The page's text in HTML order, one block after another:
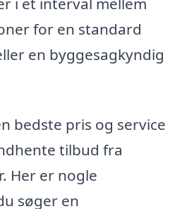
for en standard
en byggesagkyndig
bedste pris og service
tilbud fra
Her er nogle
søger en